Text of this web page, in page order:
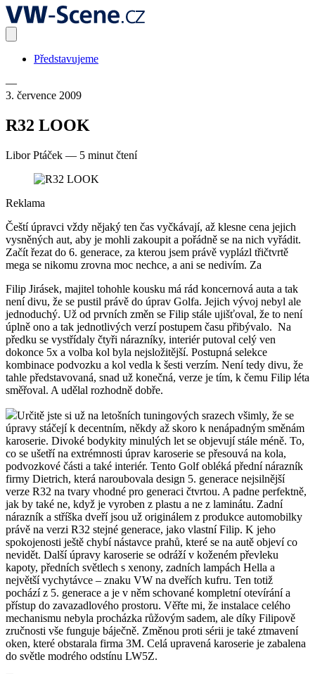
Představujeme
—
3. července 2009
R32 LOOK
Libor Ptáček — 5 minut čtení
Reklama
Čeští úpravci vždy nějaký ten čas vyčkávají, až klesne cena jejich
vysněných aut, aby je mohli zakoupit a pořádně se na nich vyřádit.
Začít řezat do 6. generace, za kterou jsem právě vyplázl třičtvrtě
mega se nikomu zrovna moc nechce, a ani se nedivím. Za
Filip Jirásek, majitel tohohle kousku má rád koncernová auta a tak
není divu, že se pustil právě do úprav Golfa. Jejich vývoj nebyl ale
jednoduchý. Už od prvních změn se Filip stále ujišťoval, že to není
úplně ono a tak jednotlivých verzí postupem času přibývalo. Na
předku se vystřídaly čtyři nárazníky, interiér putoval celý ven
dokonce 5x a volba kol byla nejsložitější. Postupná selekce
kombinace podvozku a kol vedla k šesti verzím. Není tedy divu, že
tahle představovaná, snad už konečná, verze je tím, k čemu Filip léta
směřoval. A udělal rozhodně dobře.
Určitě jste si už na letošních tuningových srazech všimly, že se
úpravy stáčejí k decentním, někdy až skoro k nenápadným směnám
karoserie. Divoké bodykity minulých let se objevují stále méně. To,
co se ušetří na extrémnosti úprav karoserie se přesouvá na kola,
podvozkové části a také interiér. Tento Golf obléká přední nárazník
firmy Dietrich, která naroubovala design 5. generace nejsilnější
verze R32 na tvary vhodné pro generaci čtvrtou. A padne perfektně,
jak by také ne, když je vyroben z plastu a ne z laminátu. Zadní
nárazník a stříška dveří jsou už originálem z produkce automobilky
právě na verzi R32 stejné generace, jako vlastní Filip. K jeho
spokojenosti ještě chybí nástavce prahů, které se na autě objeví co
nevidět. Další úpravy karoserie se odráží v koženém převleku
kapoty, předních světlech s xenony, zadních lampách Hella a
největší vychytávce – znaku VW na dveřích kufru. Ten totiž
pochází z 5. generace a je v něm schované kompletní otevírání a
přístup do zavazadlového prostoru. Věřte mi, že instalace celého
mechanismu nebyla procházka růžovým sadem, ale díky Filipově
zručnosti vše funguje báječně. Změnou proti sérii je také ztmavení
oken, které obstarala firma 3M. Celá upravená karoserie je zabalena
do světle modrého odstínu LW5Z.